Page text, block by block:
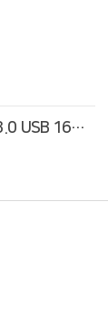
코드루트 미니 흑진주 3.0 USB 16GB~256GB